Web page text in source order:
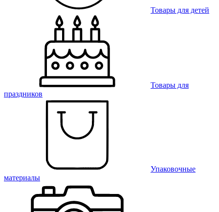
Товары для детей
Товары для
праздников
Упаковочные
материалы